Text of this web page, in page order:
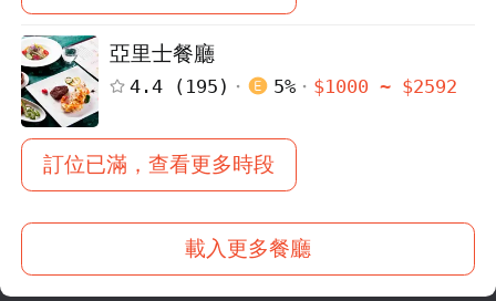
亞里士餐廳
4.4 ( 195 ) 5% $1000 ~ $2592
訂位已滿，查看更多時段
載入更多餐廳